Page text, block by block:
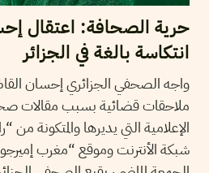
حرية الصحافة: اعتقال
انتكاسة بالغة في الجزائر
واجه الصحفي الجزائري إحسان
ملاحقات قضائية بسبب مقالات
الإعلامية التي يديرها والمتكونة
شبكة الأنترنت وموقع “مغرب